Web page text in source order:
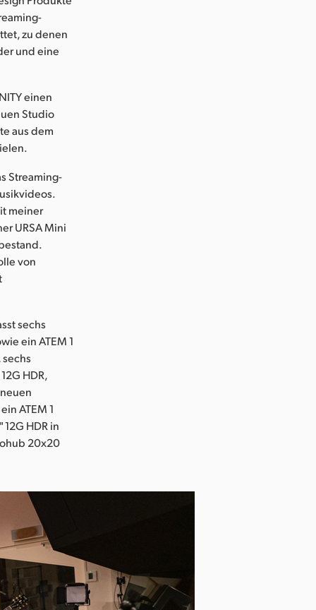
zu denen
und eine
einen
Studio
aus dem
Streaming-
meiner
URSA Mini
von
sechs
ein ATEM 1
HDR,
ATEM 1
HDR in
20x20